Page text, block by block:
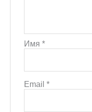
Имя*
Email*